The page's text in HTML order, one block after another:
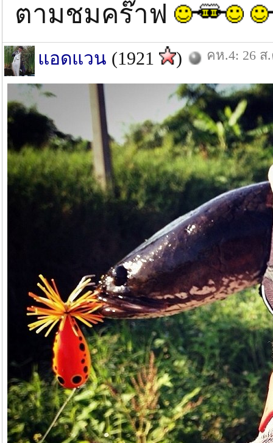
ตามชมคร๊าฟ
แอดแวน (1921 ) คห.4: 26 ส